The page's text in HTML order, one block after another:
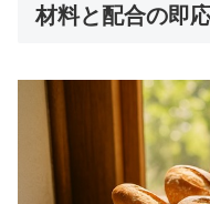
材料と配合の即